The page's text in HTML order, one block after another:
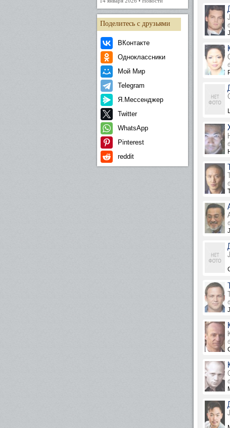
Поделитесь с друзьями
ВКонтакте
Одноклассники
Мой Мир
Telegram
Я.Мессенджер
Twitter
WhatsApp
Pinterest
reddit